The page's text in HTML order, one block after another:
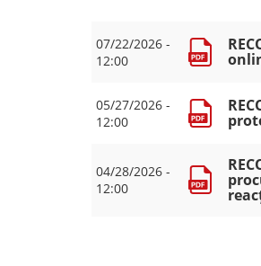
07/22/2026 -
12:00
05/27/2026 -
12:00
04/28/2026 -
12:00